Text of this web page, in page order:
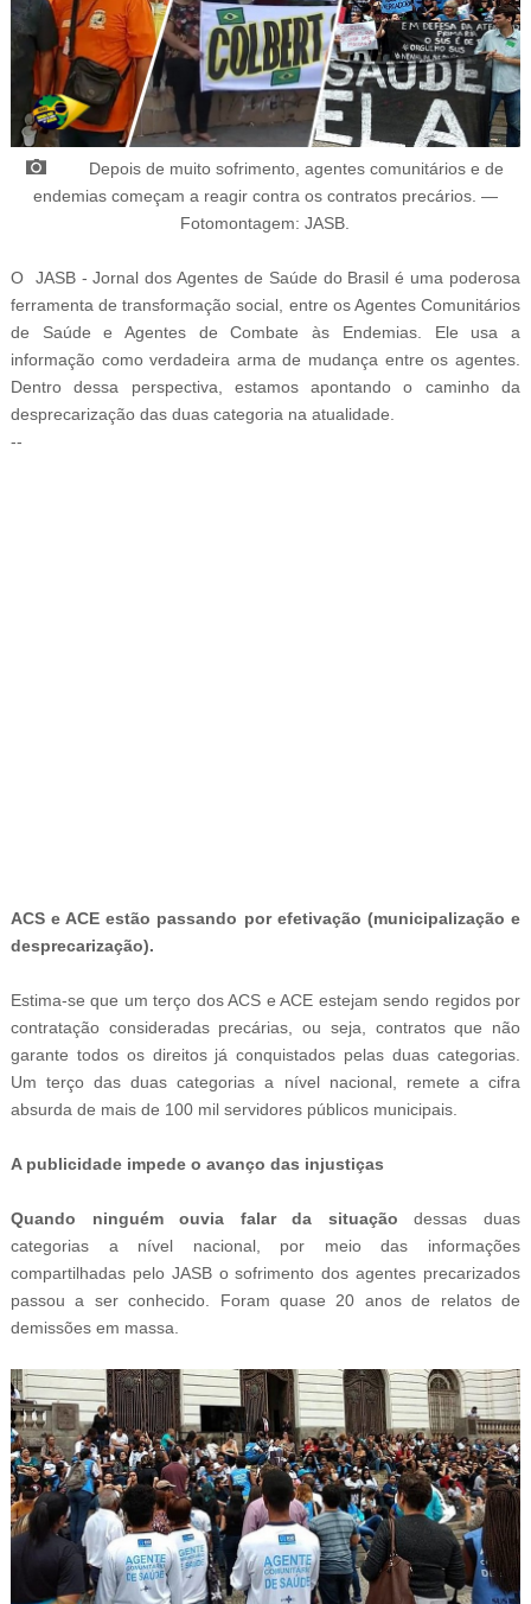
Depois de muito sofrimento, agentes comunitários e de
endemias começam a reagir contra os contratos precários. —
Fotomontagem: JASB.
O JASB - Jornal dos Agentes de Saúde do Brasil é uma poderosa
ferramenta de transformação social, entre os Agentes Comunitários
de Saúde e Agentes de Combate às Endemias. Ele usa a
informação como verdadeira arma de mudança entre os agentes.
Dentro dessa perspectiva, estamos apontando o caminho da
desprecarização das duas categoria na atualidade.
--
ACS e ACE estão passando por efetivação (municipalização e
desprecarização).
Estima-se que um terço dos ACS e ACE estejam sendo regidos por
contratação consideradas precárias, ou seja, contratos que não
garante todos os direitos já conquistados pelas duas categorias.
Um terço das duas categorias a nível nacional, remete a cifra
absurda de mais de 100 mil servidores públicos municipais.
A publicidade impede o avanço das injustiças
Quando ninguém ouvia falar da situaçãodessas duas
categorias a nível nacional, por meio das informações
compartilhadas pelo JASB o sofrimento dos agentes precarizados
passou a ser conhecido. Foram quase 20 anos de relatos de
demissões em massa.